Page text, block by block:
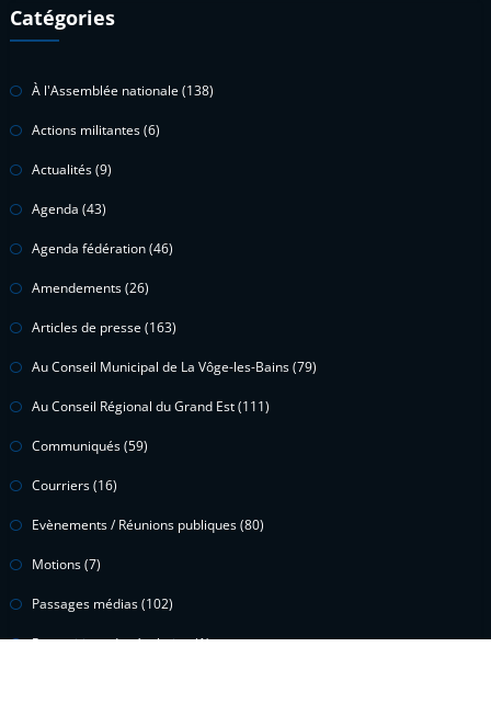
Catégories
À l'Assemblée nationale (138)
Actions militantes(6)
Actualités(9)
Agenda (43)
Agenda fédération(46)
Amendements(26)
Articles de presse (163)
Au Conseil Municipal de La Vôge-les-Bains(79)
Au Conseil Régional du Grand Est(111)
Communiqués(59)
Courriers(16)
Evènements / Réunions publiques(80)
Motions(7)
Passages médias(102)
Propositions de résolution(1)